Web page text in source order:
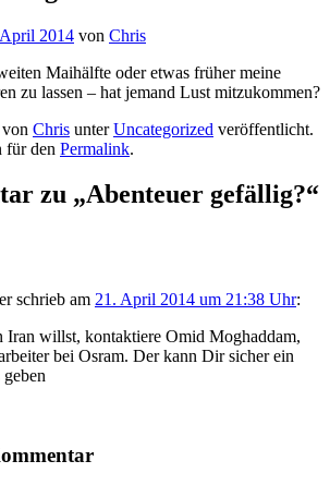
2014 von Chris
Maihälfte oder etwas früher meine
zu lassen – hat jemand Lust mitzukommen?
Chris unterUncategorized veröffentlicht.
für den Permalink.
zu „Abenteuer gefällig?“
schrieb am 21. April 2014 um 21:38 Uhr:
Iran willst, kontaktiere Omid Moghaddam,
bei Osram. Der kann Dir sicher ein